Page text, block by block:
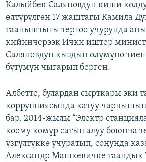
Калыйбек Саляновдун киши
өлтүрүлгөн 17 жаштагы Камила
тааныштыгы тергөө учурунда
кийинчерээк Ички иштер
Саляновдун кыздын өлүмүнө
бүтүмүн чыгарып берген.
Албетте, булардан сырткары эки
коррупциясында катуу
бар. 2014-жылы “Электр
коому көмүр сатып алуу боюнча
үзгүлтүккө учуратып, соңунда
Александр Машкевичке таандык